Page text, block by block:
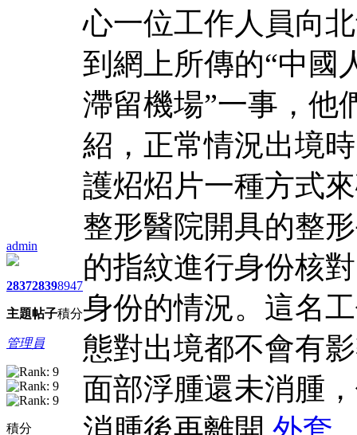
admin
2837
主題
2839
帖子
8947
積分
管理員
積分
心一位工作人員向
到網上所傳的“中國
滯留機場”一事，他
紹，正常情況出境
護炤炤片一種方式
整形醫院開具的整
的指紋進行身份核
身份的情況。這名
態對出境都不會有
面部浮腫還未消腫